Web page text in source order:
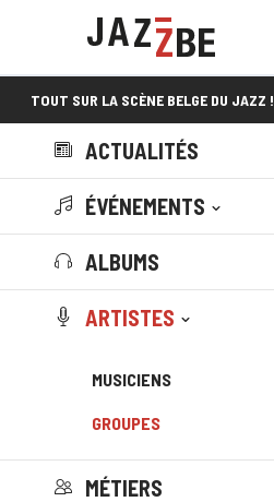
TOUT SUR LA SCÈNE BELGE DU JAZZ !
ACTUALITÉS
ÉVÉNEMENTS
ALBUMS
ARTISTES
MUSICIENS
GROUPES
MÉTIERS